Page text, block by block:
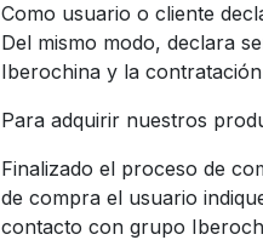
Como usuario o cliente
Del mismo modo, declara
Iberochina y la
Para adquirir nuestros
Finalizado el proceso de
de compra el usuario
contacto con grupo